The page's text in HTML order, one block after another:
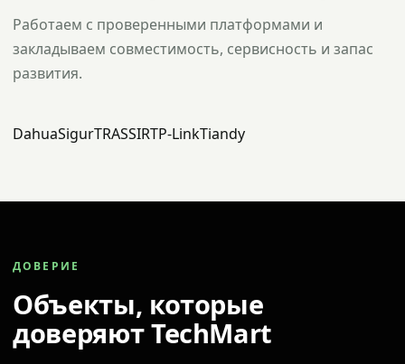
Работаем с проверенными платформами и
закладываем совместимость, сервисность и запас
развития.
DahuaSigurTRASSIRTP-LinkTiandy
ДОВЕРИЕ
Объекты, которые
доверяют TechMart